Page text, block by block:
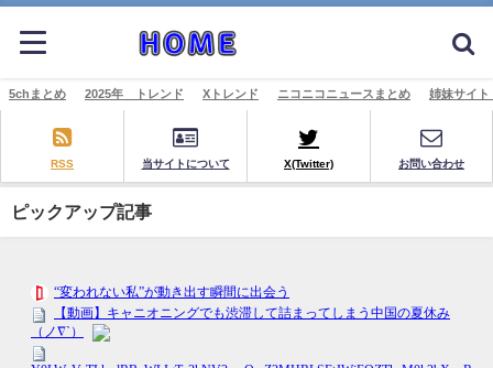
5chまとめ 2025年 トレンド Xトレンド ニコニコニュースまとめ 姉妹サイ
RSS 当サイトについて X(Twitter) お問い合わせ
ピックアップ記事